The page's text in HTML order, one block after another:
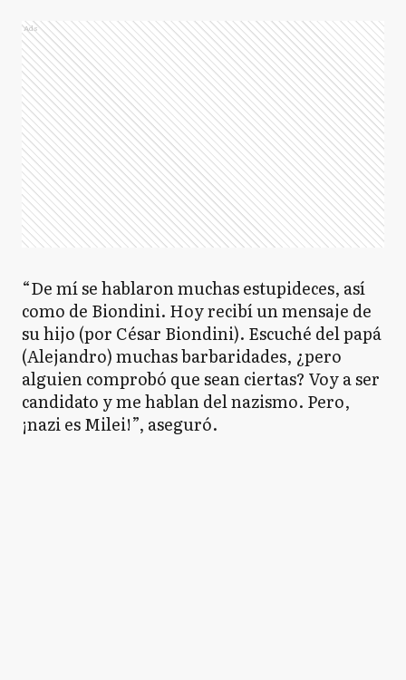
Ads
“De mí se hablaron muchas estupideces, así
como de Biondini. Hoy recibí un mensaje de
su hijo (por César Biondini). Escuché del papá
(Alejandro) muchas barbaridades, ¿pero
alguien comprobó que sean ciertas? Voy a ser
candidato y me hablan del nazismo. Pero,
¡nazi es Milei!”, aseguró.